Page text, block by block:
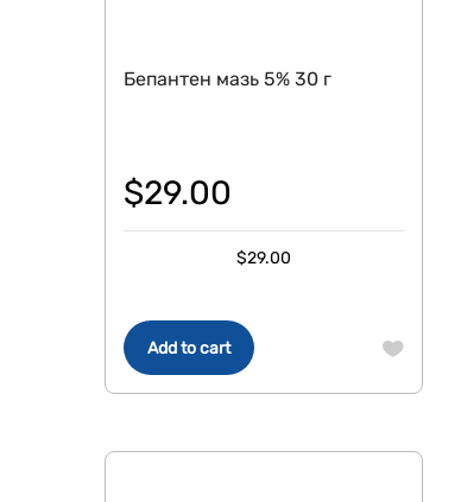
Add to cart
Бепантен мазь 5% 30 г
$29.00
$29.00